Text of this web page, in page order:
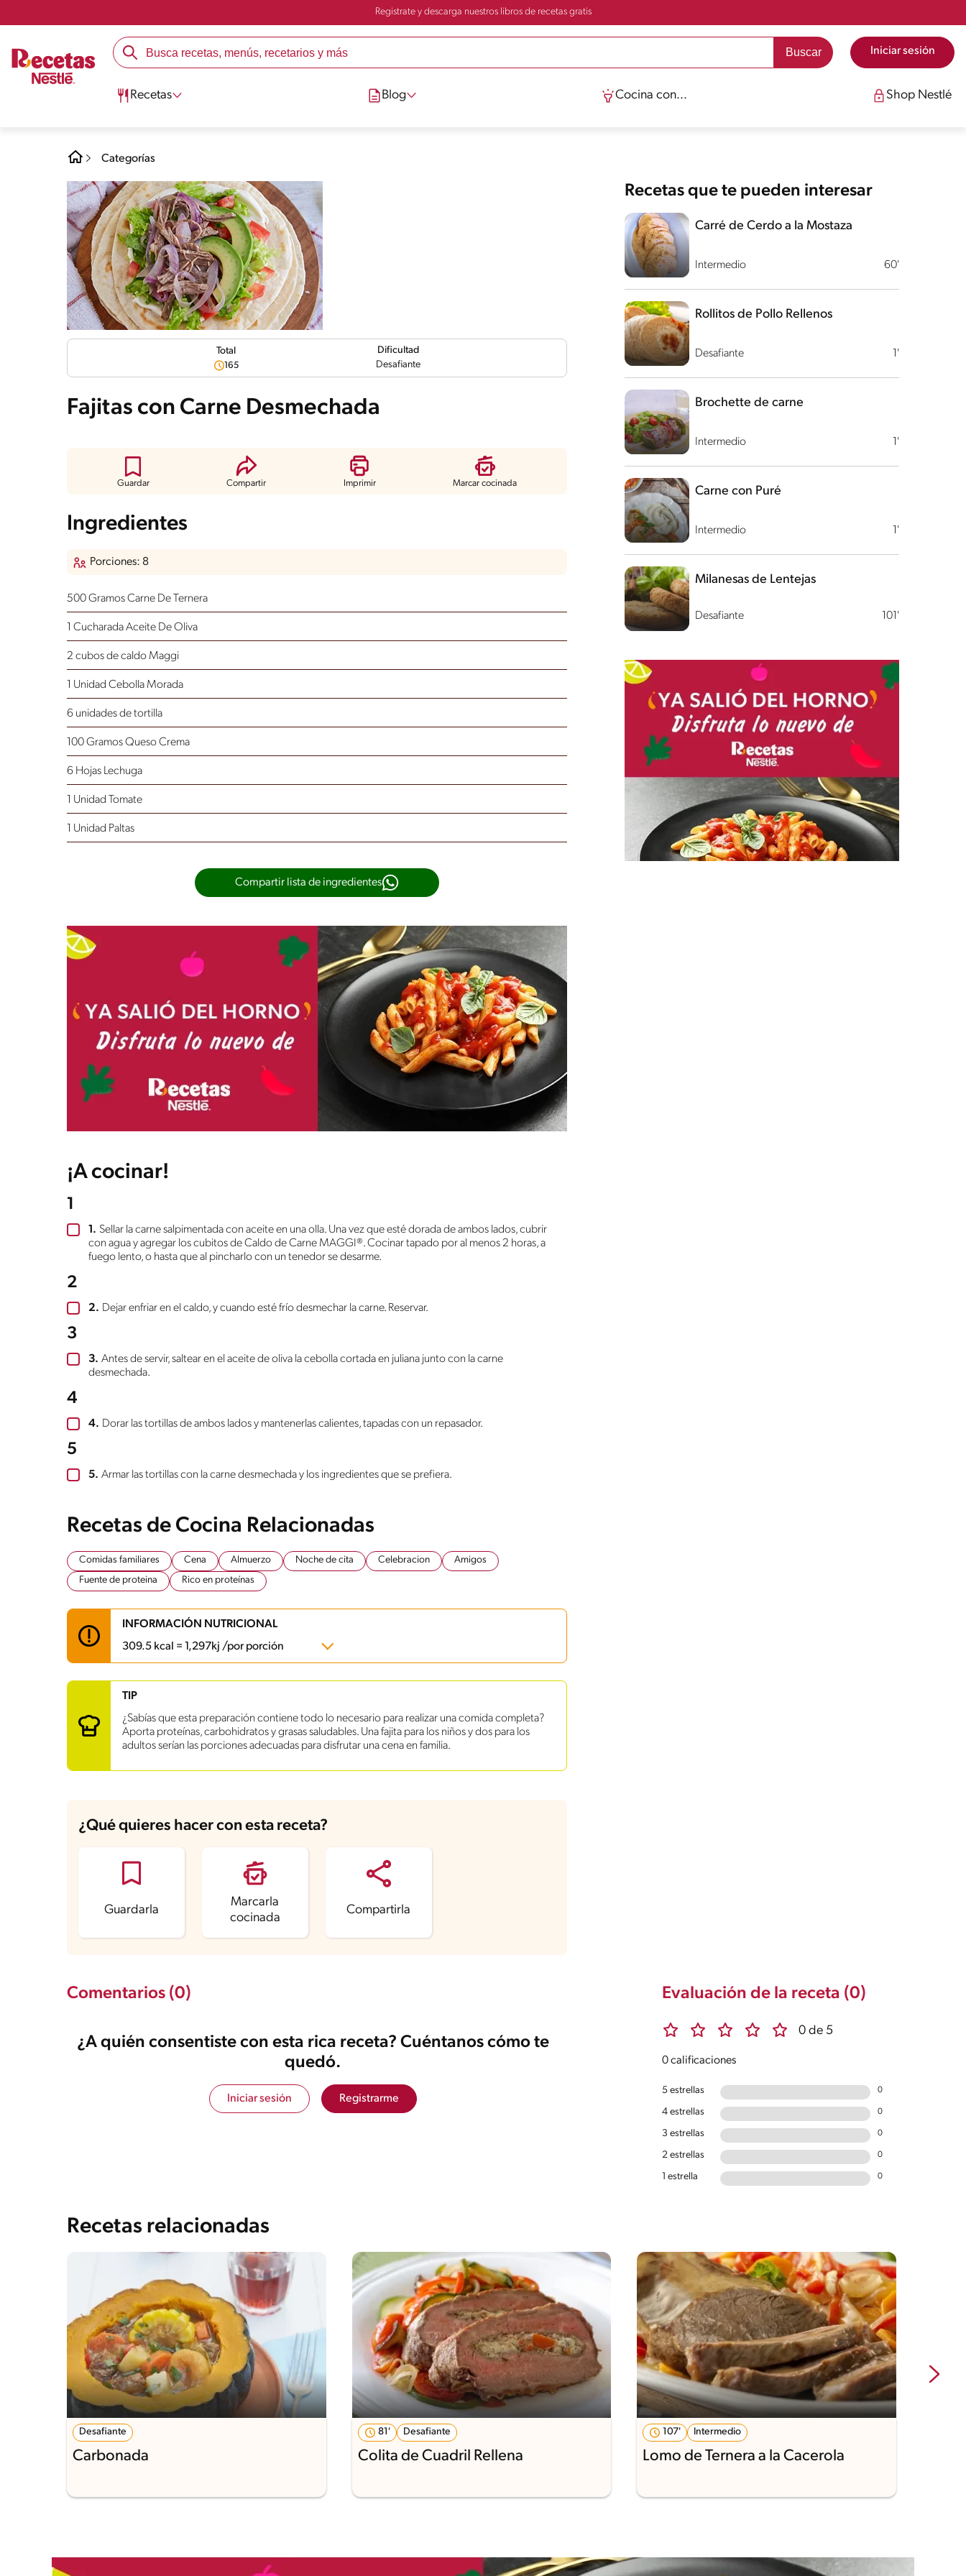
Registrate y descarga nuestros libros de recetas gratis
Iniciar sesión
Recetas Blog Cocina con... Shop Nestlé
Categorías
Total
165
Dificultad
Desafiante
Fajitas con Carne Desmechada
Guardar Compartir Imprimir Marcar cocinada
Ingredientes
Porciones: 8
500 Gramos Carne De Ternera
1 Cucharada Aceite De Oliva
2 cubos de caldo Maggi
1 Unidad Cebolla Morada
6 unidades de tortilla
100 Gramos Queso Crema
6 Hojas Lechuga
1 Unidad Tomate
1 Unidad Paltas
Compartir lista de ingredientes
¡A cocinar!
1
1. Sellar la carne salpimentada con aceite en una olla. Una vez que esté dorada de ambos lados, cubrir
con agua y agregar los cubitos de Caldo de Carne MAGGI®. Cocinar tapado por al menos 2 horas, a
fuego lento, o hasta que al pincharlo con un tenedor se desarme.
2
2. Dejar enfriar en el caldo, y cuando esté frío desmechar la carne. Reservar.
3
3. Antes de servir, saltear en el aceite de oliva la cebolla cortada en juliana junto con la carne
desmechada.
4
4. Dorar las tortillas de ambos lados y mantenerlas calientes, tapadas con un repasador.
5
5. Armar las tortillas con la carne desmechada y los ingredientes que se prefiera.
Recetas de Cocina Relacionadas
Comidas familiares Cena Almuerzo Noche de cita Celebracion
Amigos
Fuente de proteina
Rico en proteínas
INFORMACIÓN NUTRICIONAL
309.5 kcal = 1,297kj /por porción
Carbohidratos
Grasas 16.1 g
Fibra 2.9 g
Proteína 17 g
TIP
¿Sabías que esta preparación contiene todo lo necesario para realizar una comida completa?
Aporta proteínas, carbohidratos y grasas saludables. Una fajita para los niños y dos para los
adultos serían las porciones adecuadas para disfrutar una cena en familia.
¿Qué quieres hacer con esta receta?
Guardarla
Marcarla
cocinada
Compartirla
Recetas que te pueden interesar
Intermedio 60'
Carré de Cerdo a la Mostaza
Desafiante 1'
Rollitos de Pollo Rellenos
Intermedio 1'
Brochette de carne
Intermedio 1'
Carne con Puré
Desafiante 101'
Milanesas de Lentejas
Evaluación de la receta (0)
0 de 5
0 calificaciones
5 estrellas 0
4 estrellas 0
3 estrellas 0
2 estrellas 0
1 estrella 0
Comentarios (0)
¿A quién consentiste con esta rica receta? Cuéntanos cómo te
quedó.
Iniciar sesión Registrarme
Recetas relacionadas
Desafiante
Carbonada
81' Desafiante
Colita de Cuadril Rellena
107' Intermedio
Lomo de Ternera a la Cacerola